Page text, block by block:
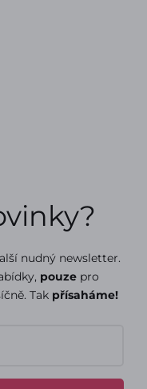
nudný newsletter.
pouze pro
Tak přísaháme!